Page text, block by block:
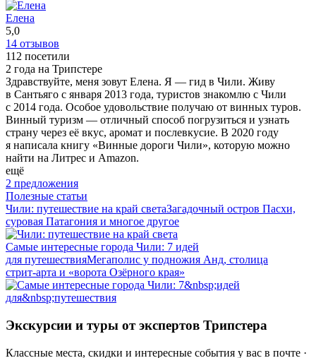
Елена
5,0
14 отзывов
112 посетили
2 года на Трипстере
Здравствуйте, меня зовут Елена. Я — гид в Чили. Живу
в Сантьяго с января 2013 года, туристов знакомлю с Чили
с 2014 года. Особое удовольствие получаю от винных туров.
Винный туризм — отличный способ погрузиться и узнать
страну через её вкус, аромат и послевкусие. В 2020 году
я написала книгу «Винные дороги Чили», которую можно
найти на Литрес и Amazon.
ещё
2 предложения
Полезные статьи
Чили: путешествие на край светаЗагадочный остров Пасхи,
суровая Патагония и многое другое
Самые интересные города Чили: 7 идей
для путешествияМегаполис у подножия Анд, столица
стрит‑арта и «ворота Озёрного края»
Экскурсии и туры от экспертов Трипстера
Классные места, скидки и интересные события у вас в почте ·